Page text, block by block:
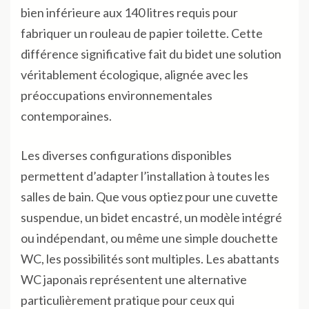
bien inférieure aux 140 litres requis pour
fabriquer un rouleau de papier toilette. Cette
différence significative fait du bidet une solution
véritablement écologique, alignée avec les
préoccupations environnementales
contemporaines.
Les diverses configurations disponibles
permettent d’adapter l’installation à toutes les
salles de bain. Que vous optiez pour une cuvette
suspendue, un bidet encastré, un modèle intégré
ou indépendant, ou même une simple douchette
WC, les possibilités sont multiples. Les abattants
WC japonais représentent une alternative
particulièrement pratique pour ceux qui